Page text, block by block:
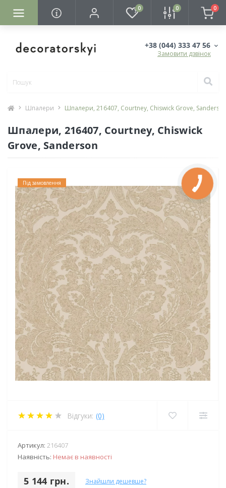
0 0 0
+38 (044) 333 47 56
Замовити дзвінок
Шпалери Шпалери, 216407, Courtney, Chiswick Grove,
Шпалери, 216407, Courtney, Chiswick
Grove, Sanderson
Під замовлення
Відгуки: (0)
Артикул: 216407
Наявність: Немає в наявності
5 144 грн. Знайшли дешевше?